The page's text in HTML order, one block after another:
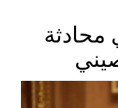
محادثة